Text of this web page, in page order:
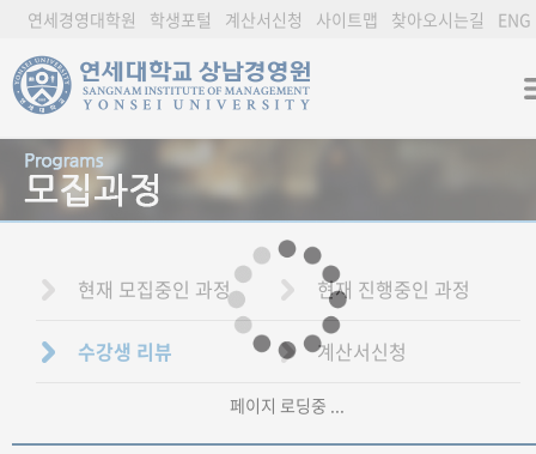
연세경영대학원 학생포털 계산서신청 사이트맵 찾아오시는길 ENG
현재 모집중인 과정 현재 진행중인 과정
수강생 리뷰 계산서신청
페이지 로딩중 ...